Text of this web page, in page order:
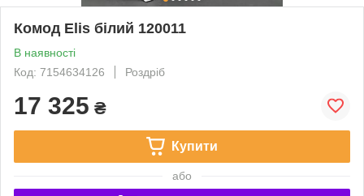
Комод Elis білий 120011
В наявності
Код: 7154634126
Роздріб
17 325 ₴
Купити
або